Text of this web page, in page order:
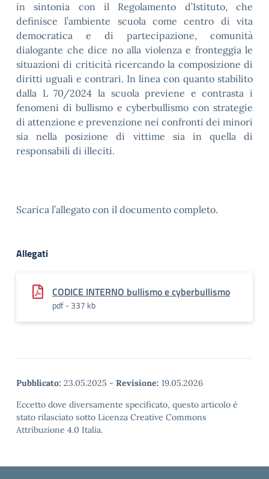
in sintonia con il Regolamento d’Istituto, che
definisce l’ambiente scuola come centro di vita
democratica e di partecipazione, comunità
dialogante che dice no alla violenza e fronteggia le
situazioni di criticità ricercando la composizione di
diritti uguali e contrari. In linea con quanto stabilito
dalla L 70/2024 la scuola previene e contrasta i
fenomeni di bullismo e cyberbullismo con strategie
di attenzione e prevenzione nei confronti dei minori
sia nella posizione di vittime sia in quella di
responsabili di illeciti.
Scarica l’allegato con il documento completo.
Allegati
CODICE INTERNO bullismo e cyberbullismo
pdf - 337 kb
Pubblicato: 23.05.2025 - Revisione: 19.05.2026
Eccetto dove diversamente specificato, questo articolo è
stato rilasciato sotto Licenza Creative Commons
Attribuzione 4.0 Italia.